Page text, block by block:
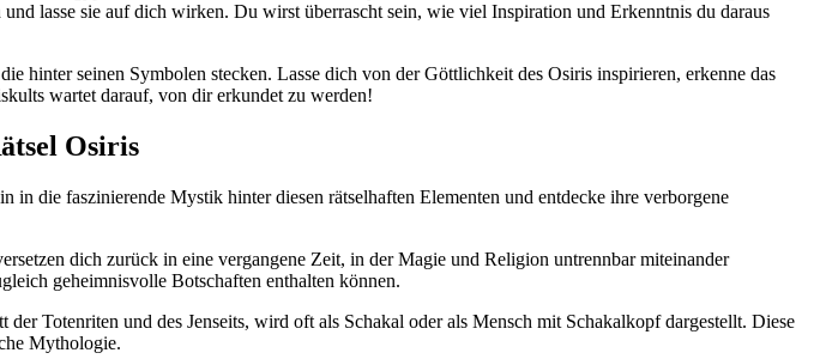
lasse sie auf dich wirken. Du wirst überrascht sein, wie viel Inspiration und Erkenntnis du daraus
hinter seinen Symbolen stecken. Lasse dich von der Göttlichkeit des Osiris inspirieren, erkenne das
wartet darauf, von dir erkundet zu werden!
Osiris
die faszinierende Mystik hinter diesen rätselhaften Elementen und entdecke ihre verborgene
dich zurück in eine vergangene Zeit, in der Magie und Religion untrennbar miteinander
geheimnisvolle Botschaften enthalten können.
Totenriten und des Jenseits, wird oft als Schakal oder als Mensch mit Schakalkopf dargestellt. Diese
Mythologie.